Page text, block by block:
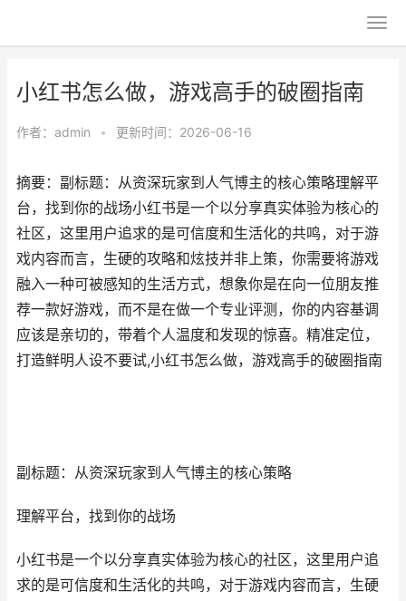
小红书怎么做，游戏高手的破圈指南
作者： admin • 更新时间：2026-06-16
摘要：副标题：从资深玩家到人气博主的核心策略理解平
台，找到你的战场小红书是一个以分享真实体验为核心的
社区，这里用户追求的是可信度和生活化的共鸣，对于游
戏内容而言，生硬的攻略和炫技并非上策，你需要将游戏
融入一种可被感知的生活方式，想象你是在向一位朋友推
荐一款好游戏，而不是在做一个专业评测，你的内容基调
应该是亲切的，带着个人温度和发现的惊喜。精准定位，
打造鲜明人设不要试,小红书怎么做，游戏高手的破圈指南
副标题：从资深玩家到人气博主的核心策略
理解平台，找到你的战场
小红书是一个以分享真实体验为核心的社区，这里用户追
求的是可信度和生活化的共鸣，对于游戏内容而言，生硬